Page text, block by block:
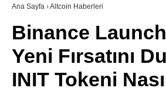
SÖZLÜK
Ana Sayfa ›Altcoin Haberleri
Binance
Yeni Fırsatını
INIT Tokeni